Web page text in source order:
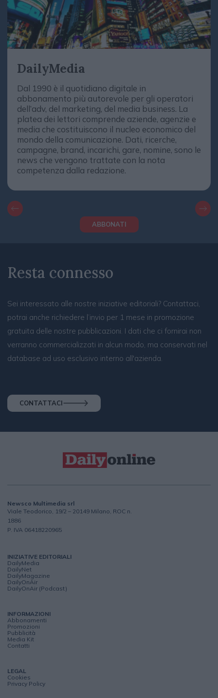
DailyMedia
Dal 1990 è il quotidiano digitale in
abbonamento più autorevole per gli operatori
dell’adv, del marketing, del media business. La
platea dei lettori comprende aziende, agenzie e
media che costituiscono il nucleo economico del
mondo della comunicazione. Dati, ricerche,
campagne, brand, incarichi, gare, nomine, sono le
news che vengono trattate con la nota
competenza dalla redazione.
ABBONATI
Resta connesso
Sei interessato alle nostre iniziative editoriali? Contattaci,
potrai anche richiedere l’invio per 1 mese in promozione
gratuita delle nostre pubblicazioni. I dati che ci fornirai non
verranno commercializzati in alcun modo, ma conservati nel
database ad uso esclusivo interno all'azienda.
CONTATTACI
Newsco Multimedia srl
Viale Teodorico, 19/2 – 20149 Milano, ROC n.
1886
P. IVA 06418220965
INIZIATIVE EDITORIALI
DailyMedia
DailyNet
DailyMagazine
DailyOnAir
DailyOnAir (Podcast)
INFORMAZIONI
Abbonamenti
Promozioni
Pubblicità
Media Kit
Contatti
LEGAL
Cookies
Privacy Policy